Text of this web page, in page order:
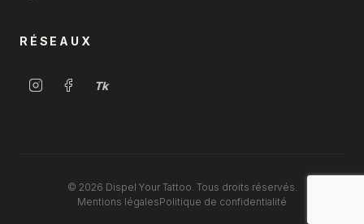
RÉSEAUX
Tk
© 2026 Dispel Your Tattoo. Tous droits réservés.
Mentions légalesPolitique de confidentialité